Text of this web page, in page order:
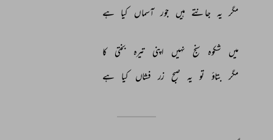
مگر یہ جانتے ہیں جور آسماں کیا ہے
میں شکوہ سنج نہیں اپنی تیرہ بختی
کا
مگر
بتاؤ تو یہ صبح زر فشاں کیا ہے